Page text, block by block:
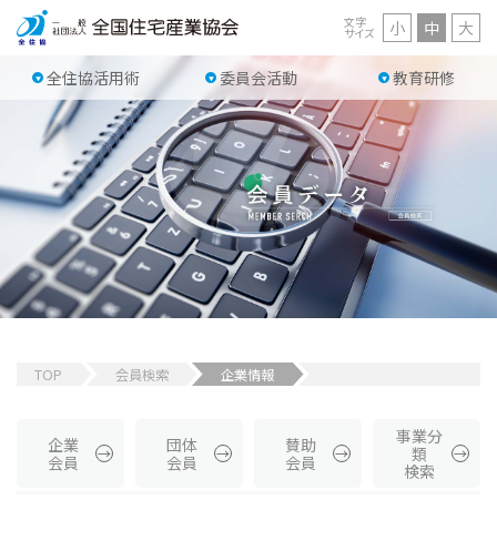
全住協活用術 委員会活動 教育研修
文字
サイズ 小 中 大
TOP 会員検索 企業情報
企業
会員
団体
会員
賛助
会員
事業分
類
検索